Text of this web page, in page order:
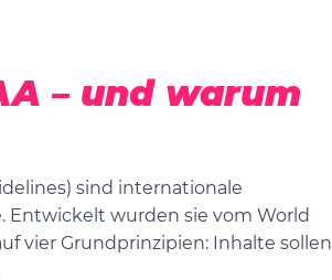
– und warum
sind internationale
Entwickelt wurden sie vom World
vier Grundprinzipien: Inhalte sollen